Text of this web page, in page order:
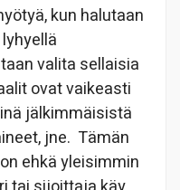
kun halutaan
valita sellaisia
ovat vaikeasti
jälkimmäisistä
jne. Tämän
ehkä yleisimmin